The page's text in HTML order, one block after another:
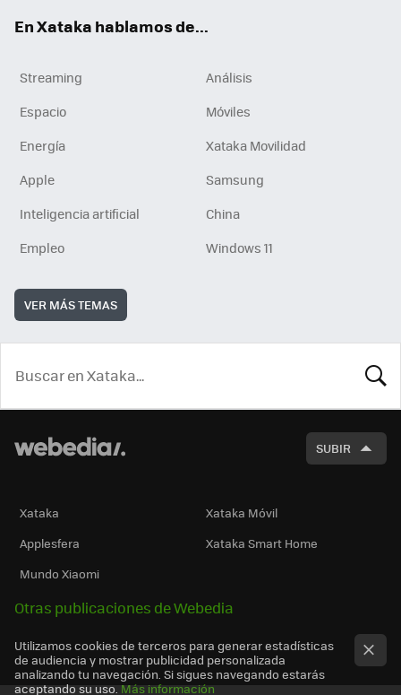
En Xataka hablamos de...
Streaming
Análisis
Espacio
Móviles
Energía
Xataka Movilidad
Apple
Samsung
Inteligencia artificial
China
Empleo
Windows 11
VER MÁS TEMAS
SUBIR
Xataka
Xataka Móvil
Applesfera
Xataka Smart Home
Mundo Xiaomi
Otras publicaciones de Webedia
Utilizamos cookies de terceros para generar estadísticas
de audiencia y mostrar publicidad personalizada
analizando tu navegación. Si sigues navegando estarás
aceptando su uso. Más información